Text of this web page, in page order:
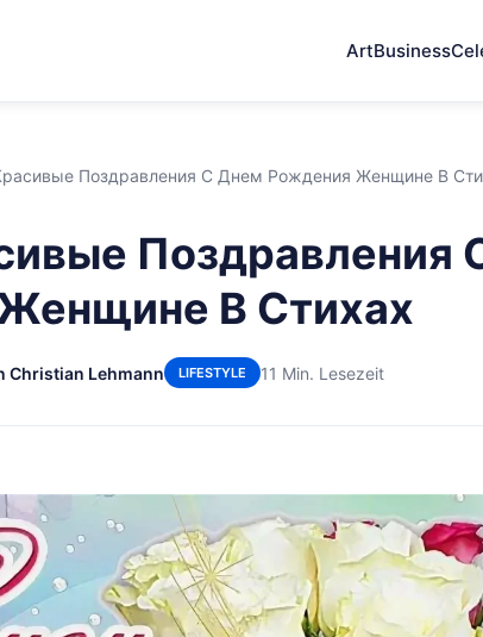
ArtBusiness
Поздравления С Днем Рождения Женщине В
Поздравления
В Стихах
Christian Lehmann LIFESTYLE 11 Min. Lesezeit